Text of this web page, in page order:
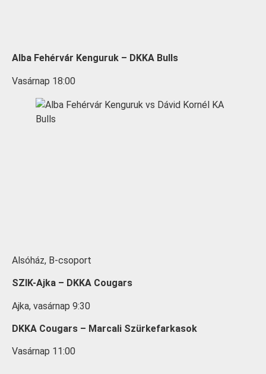
Alba Fehérvár Kenguruk – DKKA Bulls
Vasárnap 18:00
Alsóház, B-csoport
SZIK-Ajka – DKKA Cougars
Ajka, vasárnap 9:30
DKKA Cougars – Marcali Szürkefarkasok
Vasárnap 11:00